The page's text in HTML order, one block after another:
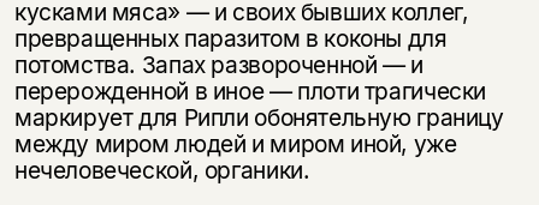
кусками мяса» — и своих бывших коллег,
превращенных паразитом в коконы для
потомства. Запах развороченной — и
перерожденной в иное — плоти трагически
маркирует для Рипли обонятельную границу
между миром людей и миром иной, уже
нечеловеческой, органики.